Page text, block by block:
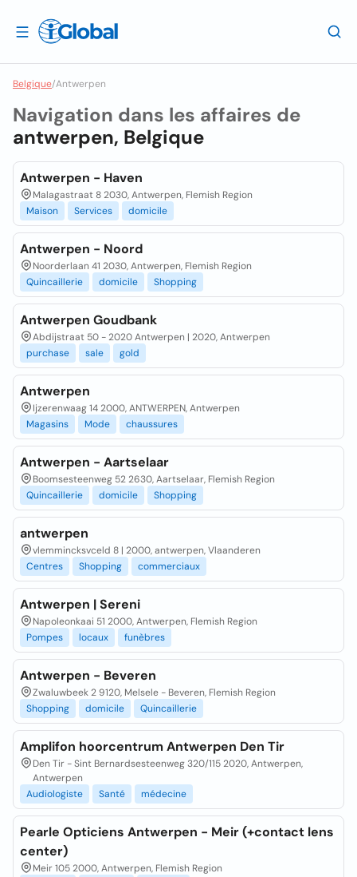
Belgique/Antwerpen
Navigation dans les affaires de
antwerpen, Belgique
Antwerpen - Haven
Malagastraat 8 2030, Antwerpen, Flemish Region
Maison
Services domicile
Antwerpen - Noord
Noorderlaan 41 2030, Antwerpen, Flemish Region
Quincaillerie
domicile Shopping
Antwerpen Goudbank
Abdijstraat 50 - 2020 Antwerpen | 2020, Antwerpen
purchase
sale gold
Antwerpen
Ijzerenwaag 14 2000, ANTWERPEN, Antwerpen
Magasins
Mode chaussures
Antwerpen - Aartselaar
Boomsesteenweg 52 2630, Aartselaar, Flemish Region
Quincaillerie
domicile Shopping
antwerpen
vlemmincksvceld 8 | 2000, antwerpen, Vlaanderen
Centres
Shopping commerciaux
Antwerpen | Sereni
Napoleonkaai 51 2000, Antwerpen, Flemish Region
Pompes
locaux funèbres
Antwerpen - Beveren
Zwaluwbeek 2 9120, Melsele - Beveren, Flemish Region
Shopping
domicile Quincaillerie
Amplifon hoorcentrum Antwerpen Den Tir
Den Tir - Sint Bernardsesteenweg 320/115 2020, Antwerpen,
Antwerpen
Audiologiste
Santé médecine
Pearle Opticiens Antwerpen - Meir (+contact lens
center)
Meir 105 2000, Antwerpen, Flemish Region